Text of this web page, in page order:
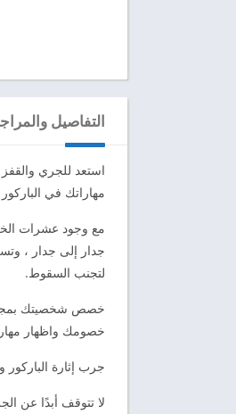
التفاصيل
استعد للجري
مهاراتك في
مع وجود عشرات
جدار إلى جدار ،
لتجنب السقوط.
خصص شخصيتك
خصومك واظهار
جرب إثارة الباركور
لا تتوقف أبدًا عن